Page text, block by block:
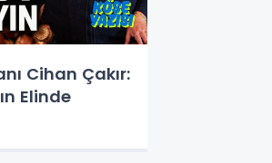
Cihan Çakır:
Elinde